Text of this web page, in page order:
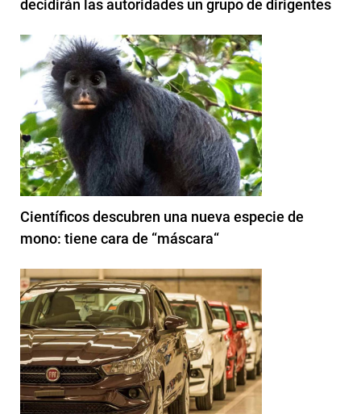
decidirán las autoridades un grupo de dirigentes
Científicos descubren una nueva especie de
mono: tiene cara de “máscara“